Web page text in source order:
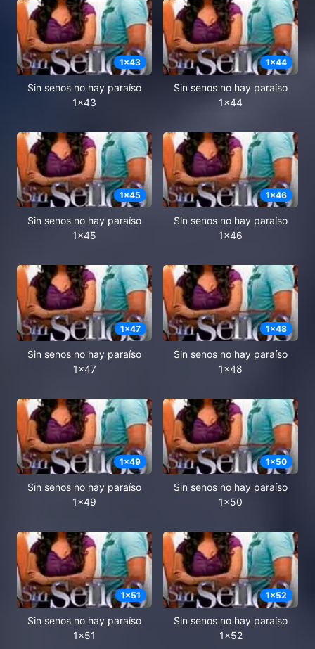
1x43
Sin senos no hay paraíso
1x43
1x44
Sin senos no hay paraíso
1x44
1x45
Sin senos no hay paraíso
1x45
1x46
Sin senos no hay paraíso
1x46
1x47
Sin senos no hay paraíso
1x47
1x48
Sin senos no hay paraíso
1x48
1x49
Sin senos no hay paraíso
1x49
1x50
Sin senos no hay paraíso
1x50
1x51
Sin senos no hay paraíso
1x51
1x52
Sin senos no hay paraíso
1x52